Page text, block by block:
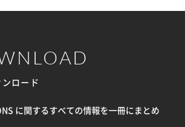
ロード
に関するすべての情報を一冊にまとめ